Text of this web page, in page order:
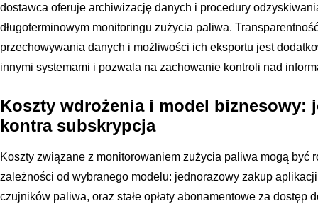
dostawca oferuje archiwizację danych i procedury
długoterminowym monitoringu zużycia paliwa.
przechowywania danych i możliwości ich eksportu jest
innymi systemami i pozwala na zachowanie kontroli nad
Koszty wdrożenia i model biznesowy:
kontra subskrypcja
Koszty związane z monitorowaniem zużycia paliwa mogą być
zależności od wybranego modelu: jednorazowy zakup
czujników paliwa, oraz stałe opłaty abonamentowe za dostęp